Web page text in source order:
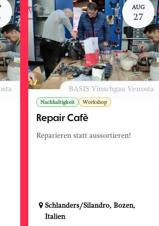
AUG
27
Nachhaltigkeit Workshop
Repair Cafè
Reparieren statt aussortieren!
BASIS Vinschgau Venosta
Schlanders/Silandro,Bozen,
Italien